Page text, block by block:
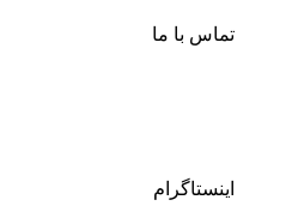
تماس با ما
اینستاگرام